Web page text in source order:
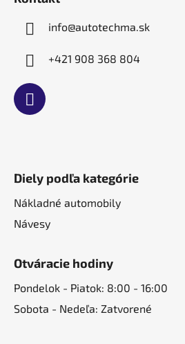
info@autotechma.sk
+421 908 368 804
Diely podľa kategórie
Nákladné automobily
Návesy
Otváracie hodiny
Pondelok - Piatok: 8:00 - 16:00
Sobota - Nedeľa: Zatvorené